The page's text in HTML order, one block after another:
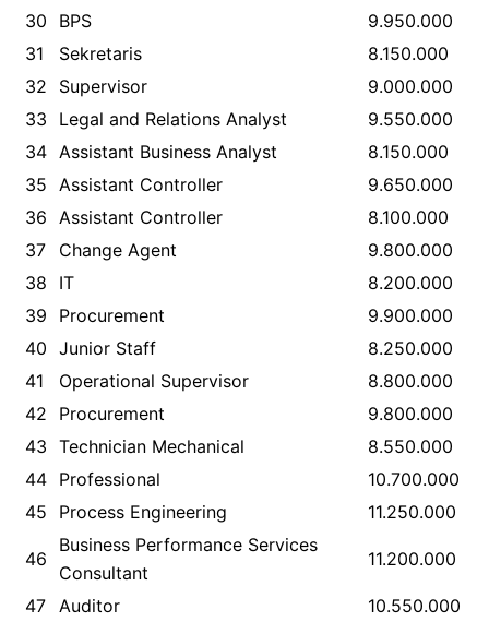
30
BPS
9.950.000
31
Sekretaris
8.150.000
32
Supervisor
9.000.000
33
Legal and Relations Analyst
9.550.000
34 Assistant Business Analyst
8.150.000
35
Assistant Controller
9.650.000
36
Assistant Controller
8.100.000
37
Change Agent
9.800.000
38
IT
8.200.000
39
Procurement
9.900.000
40 Junior Staff
8.250.000
41
Operational Supervisor
8.800.000
42
Procurement
9.800.000
43 Technician Mechanical
8.550.000
44 Professional
10.700.000
45
Process Engineering 11.250.000
46
Business Performance Services
Consultant
11.200.000
47 Auditor
10.550.000